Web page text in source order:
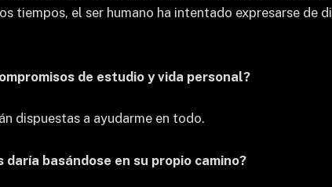
tiempos, el ser humano ha intentado expresarse de
de estudio y vida personal?
dispuestas a ayudarme en todo.
basándose en su propio camino?